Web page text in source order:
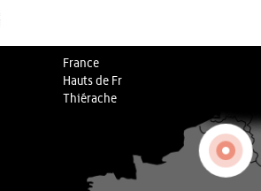
France
Hauts de Fr
Thiérache